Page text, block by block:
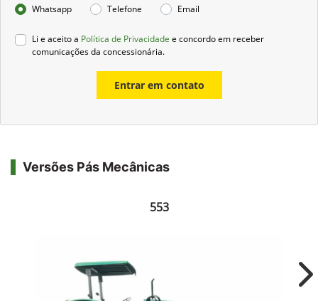
Whatsapp Telefone Email
Li e aceito a Política de Privacidade e concordo em receber
comunicações da concessionária.
Entrar em contato
Versões Pás Mecânicas
553